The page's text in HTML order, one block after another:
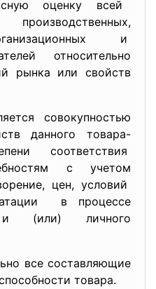
оценку всей
и
относительно
рынка или свойств
совокупностью
данного товара-
соответствия
с учетом
цен, условий
в процессе
и (или) личного
все составляющие
товара.